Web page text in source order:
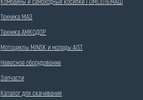
Техника МАЗ
Техника АМКОДОР
Мотоциклы MINSK и мопеды AIST
Навесное оборудование
Запчасти
Каталог для скачивания